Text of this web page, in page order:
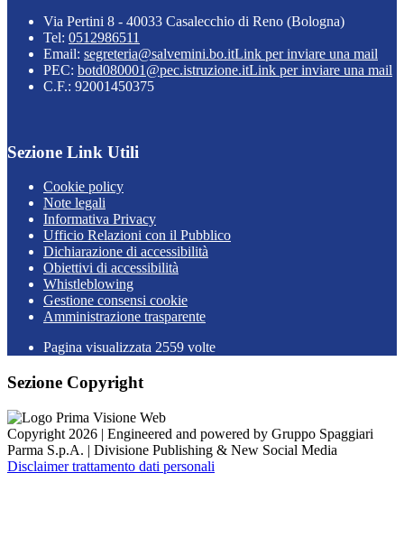
Via Pertini 8 - 40033 Casalecchio di Reno (Bologna)
Tel: 0512986511
Email: segreteria@salvemini.bo.itLink per inviare una mail
PEC: botd080001@pec.istruzione.itLink per inviare una mail
C.F.: 92001450375
Sezione Link Utili
Cookie policy
Note legali
Informativa Privacy
Ufficio Relazioni con il Pubblico
Dichiarazione di accessibilità
Obiettivi di accessibilità
Whistleblowing
Gestione consensi cookie
Amministrazione trasparente
Pagina visualizzata 2559 volte
Sezione Copyright
Copyright 2026 | Engineered and powered by Gruppo Spaggiari
Parma S.p.A. | Divisione Publishing & New Social Media
Disclaimer trattamento dati personali